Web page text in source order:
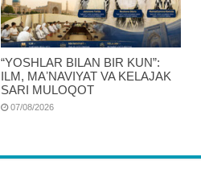
“YOSHLAR BILAN BIR KUN”:
ILM, MAʼNAVIYAT VA KELAJAK
SARI MULOQOT
07/08/2026